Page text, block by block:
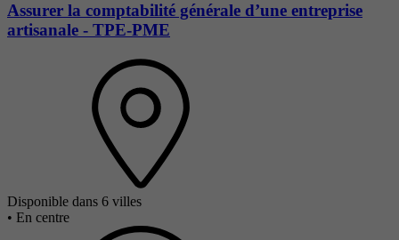
Assurer la comptabilité générale d’une entreprise
artisanale - TPE-PME
Disponible dans 6 villes
• En centre